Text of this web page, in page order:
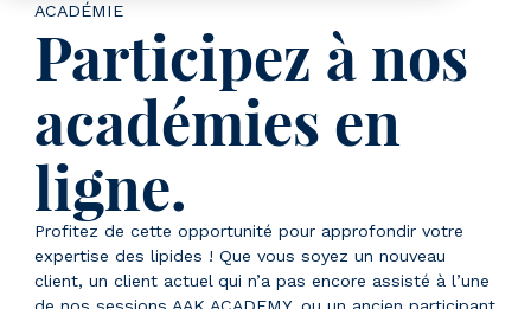
ACADÉMIE
Participez à nos
académies en
ligne.
Profitez de cette opportunité pour approfondir votre
expertise des lipides ! Que vous soyez un nouveau
client, un client actuel qui n’a pas encore assisté à l’une